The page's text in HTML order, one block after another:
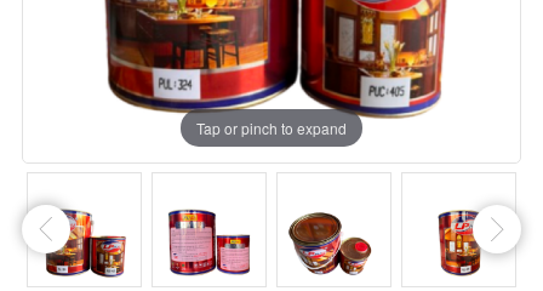
Tap or pinch to expand
Tap or pinch to expand
Tap or pinch to expand
Tap or pinch to expand
Tap or pinch to expand
Tap or pinch to expand